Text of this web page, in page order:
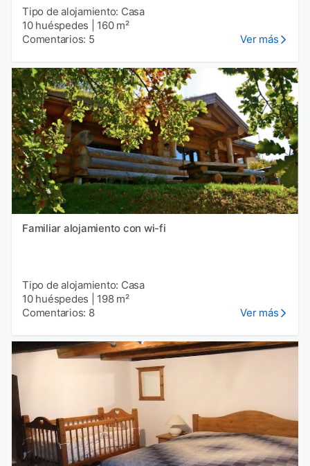
Tipo de alojamiento: Casa
10 huéspedes
160 m²
Comentarios: 5
Ver más
Familiar alojamiento con wi-fi
Tipo de alojamiento: Casa
10 huéspedes
198 m²
Comentarios: 8
Ver más